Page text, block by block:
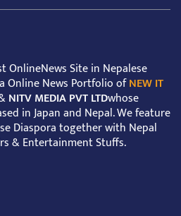
OnlineNews Site in Nepalese
Online News Portfolio ofNEW IT
NITV MEDIA PVT LTDwhose
in Japan and Nepal. We feature
Diaspora together with Nepal
& Entertainment Stuffs.